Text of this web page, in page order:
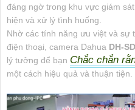
đáng ngờ trong khu vực giám
hiện và xử lý tình huống.
Nhờ các tính năng ưu việt và sự
điện thoại, camera Dahua DH-
lý tưởng để bạn Chắc chắn
một cách hiệu quả và thuận tiện.